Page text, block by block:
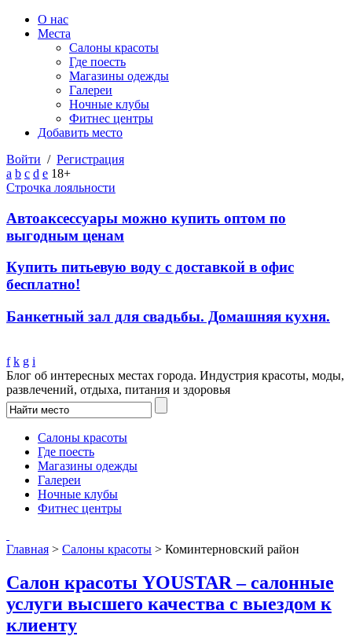
О нас
Места
Салоны красоты
Где поесть
Магазины одежды
Галереи
Ночные клубы
Фитнес центры
Добавить место
Войти / Регистрация
a b c d e 18+
Строчка лояльности
Автоаксессуары можно купить оптом по
выгодным ценам
Купить питьевую воду с доставкой в офис
бесплатно!
Банкетный зал для свадьбы. Домашняя кухня.
f k g i
Блог об интересных местах города. Индустрия красоты, моды,
развлечений, отдыха, питания и здоровья
Салоны красоты
Где поесть
Магазины одежды
Галереи
Ночные клубы
Фитнес центры
Главная > Салоны красоты > Коминтерновский район
Салон красоты YOUSTAR – салонные
услуги высшего качества с выездом к
клиенту